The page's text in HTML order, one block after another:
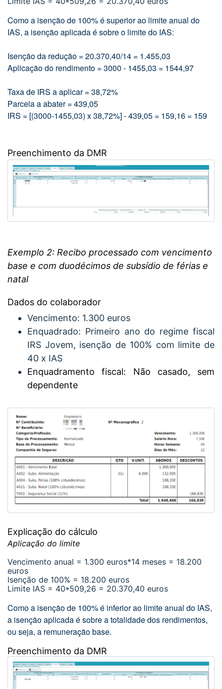
Como a isenção de 100% é superior ao limite anual do
IAS, a isenção aplicada é sobre o limite do IAS:
Isenção da redução = 20.370,40/14 = 1.455,03
Aplicação do rendimento = 3000 - 1455,03 = 1544,97
Taxa de IRS a aplicar = 38,72%
Parcela a abater = 439,05
IRS = [(3000-1455,03) x 38,72%] - 439,05 = 159,16 = 159
Preenchimento da DMR
Exemplo 2: Recibo processado com vencimento
base e com duodécimos de subsídio de férias e
natal
Dados do colaborador
Vencimento: 1.300 euros
Enquadrado: Primeiro ano do regime fiscal
IRS Jovem, isenção de 100% com limite de
40 x IAS
Enquadramento fiscal: Não casado, sem
dependente
Explicação do cálculo
Aplicação do limite
Vencimento anual = 1.300 euros*14 meses = 18.200
euros
Isenção de 100% = 18.200 euros
Limite IAS = 40*509,26 = 20.370,40 euros
Como a isenção de 100% é inferior ao limite anual do IAS,
a isenção aplicada é sobre a totalidade dos rendimentos,
ou seja, a remuneração base.
Preenchimento da DMR